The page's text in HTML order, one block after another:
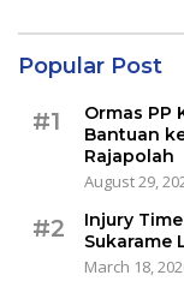
Popular Post
#1
Ormas PP
Bantuan
Rajapolah
August 29,
#2
Injury
Sukarame
March 18,